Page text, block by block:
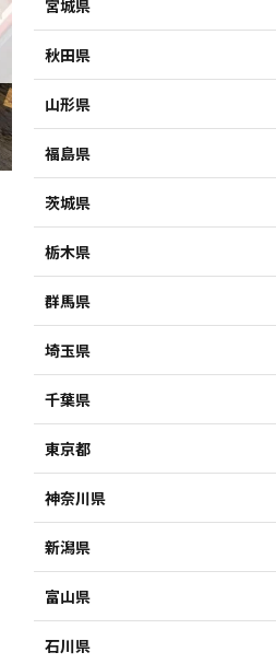
宮城県
秋田県
山形県
福島県
茨城県
栃木県
群馬県
埼玉県
千葉県
東京都
神奈川県
新潟県
富山県
石川県